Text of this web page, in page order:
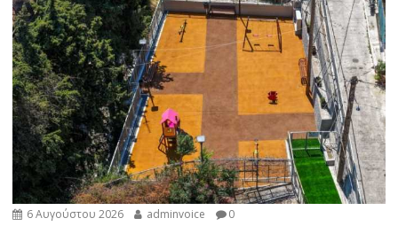
6 Αυγούστου 2026 adminvoice 0